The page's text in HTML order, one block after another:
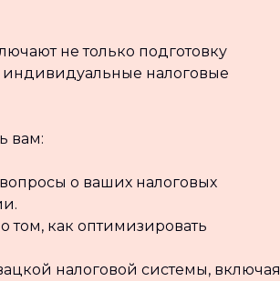
не только подготовку
налоговые
вам:
о ваших налоговых
том, как оптимизировать
налоговой системы, включая